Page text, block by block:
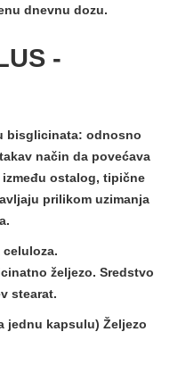
dnevnu dozu.
-
bisglicinata: odnosno
način da povećava
ostalog, tipične
prilikom uzimanja
željezo. Sredstvo
stearat.
jednu kapsulu) Željezo